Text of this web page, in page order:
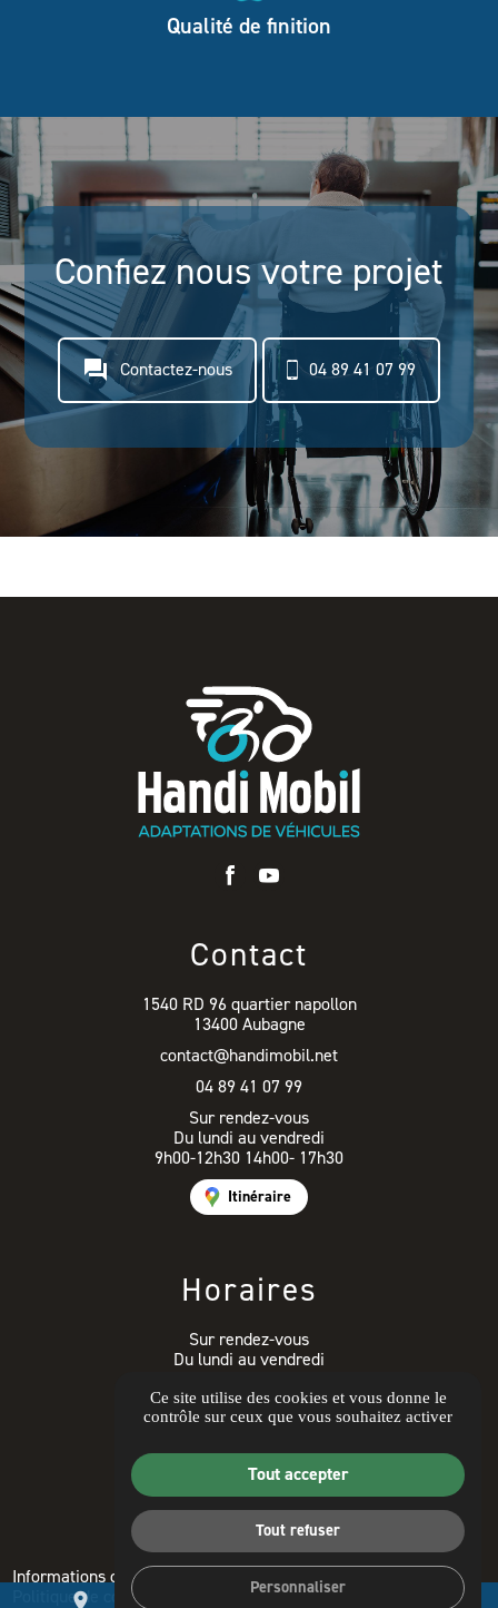
Qualité de finition
Confiez nous votre projet
question_answer Contactez-nous 04 89 41 07 99
place
Contact
1540 RD 96 quartier napollon
13400 Aubagne
contact@handimobil.net
04 89 41 07 99
Sur rendez-vous
Du lundi au vendredi
9h00-12h30 14h00- 17h30
Itinéraire
Horaires
Sur rendez-vous
Du lundi au vendredi
Avis clients
Informations complémentaires
Mentions légales
Politique de confidentialité
Guide local
Ce site utilise des cookies et vous donne le
contrôle sur ceux que vous souhaitez activer
Tout accepter
Tout refuser
Personnaliser